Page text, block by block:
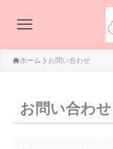
ホーム お問い合わせ
お問い合わせ